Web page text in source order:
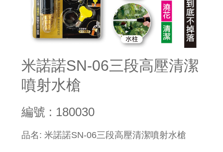
米諾諾SN-06三段高壓清潔
噴射水槍
編號 : 180030
品名: 米諾諾SN-06三段高壓清潔噴射水槍